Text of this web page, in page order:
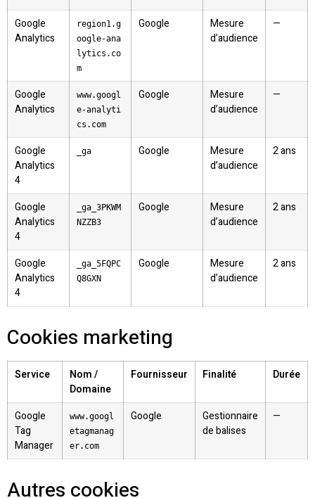
Google
Analytics
region1.g
oogle-ana
lytics.co
m
Google
Mesure
d’audience
—
Google
Analytics
www.googl
e-analyti
cs.com
Google
Mesure
d’audience
—
Google
Analytics
4
_ga Google
Mesure
d’audience
2 ans
Google
Analytics
4
_ga_3PKWM
NZZB3
Google
Mesure
d’audience
2 ans
Google
Analytics
4
_ga_5FQPC
Q8GXN
Google
Mesure
d’audience
2 ans
Cookies marketing
Service
Nom /
Domaine
Fournisseur Finalité Durée
Google
Tag
Manager
www.googl
etagmanag
er.com
Google
Gestionnaire
de balises
—
Autres cookies